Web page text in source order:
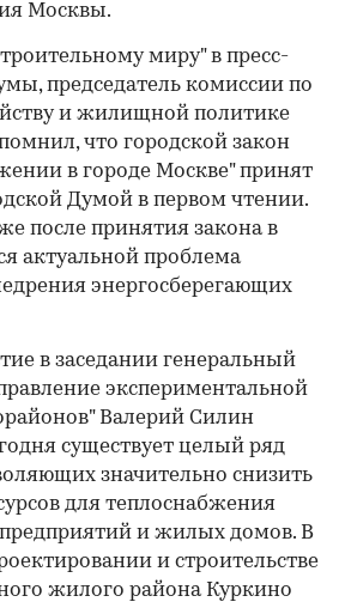
Москвы.
миру" в пресс-
председатель комиссии по
и жилищной политике
что городской закон
в городе Москве" принят
Думой в первом чтении.
после принятия закона в
актуальной проблема
энергосберегающих
в заседании генеральный
экспериментальной
Валерий Силин
существует целый ряд
значительно снизить
для теплоснабжения
и жилых домов. В
и строительстве
жилого района Куркино